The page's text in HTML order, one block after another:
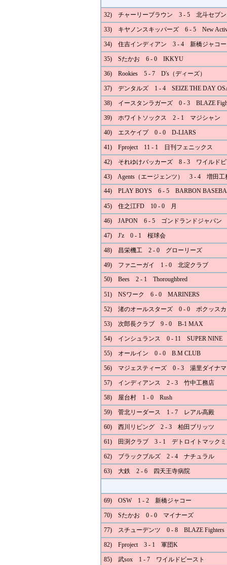
32) チャーリーブラウン 3 - 5 北斗セブン
33) キヤノンスキッパーズ 6 - 5 New
34) 住吉インディアン 3 - 4 新橋ジャコー
35) Sたかお 6 - 0 IKKYU
36) Rookies 5 - 7 D's（ディーズ）
37) デンタルズ 1 - 4 SEIZE THE DAY
38) イースタンラガーズ 0 - 3 BLAZE
39) ホワイトソックス 2 - 1 マジシャン
40) エスケイプ 0 - 0 D-LIARS
41) Fproject 11 - 1 日刊フェニックス
42) それゆけバッカーズ 8 - 3 ワイルドビ
43) Agents（エージェンツ） 3 - 4 増田工
44) PLAY BOYS 6 - 5 BARBON
45) 住之江FD 10 - 0 月
46) JAPON 6 - 5 ゴンドランドジャパン
47) J'z 0 - 1 桜球会
48) 昌栄機工 2 - 0 グローリーズ
49) ファニーガイ 1 - 0 北淀クラブ
50) Bees 2 - 1 Thoroughbred
51) NSワーク 6 - 0 MARINERS
52) 渚のオールスターズ 0 - 0 ボクッスカ
53) 次郎長クラブ 9 - 0 B-1 MAX
54) インシュランス 0 - 11 SUPER NINE
55) オールイン 0 - 0 B.M CLUB
56) マジェスティーズ 0 - 3 湯里ダイナマ
57) インディアンス 2 - 3 竹中工務店
58) 屋台村 1 - 0 Rush
59) 菅北リーダース 1 - 7 レアル高殿
60) 西川リビング 2 - 3 柏田ブリッツ
61) 田渕クラブ 3 - 1 デトロイトマックミ
62) ブラックブルズ 2 - 4 ナチュラル
63) 大鉄 2 - 6 四天王寺病院
69) OSW 1 - 2 新橋ジャコー
70) Sたかお 0 - 0 マイナーズ
77) スチューデンツ 0 - 8 BLAZE Fighters
82) Fproject 3 - 1 軍団K
85) 武sox 1 - 7 ワイルドビースト